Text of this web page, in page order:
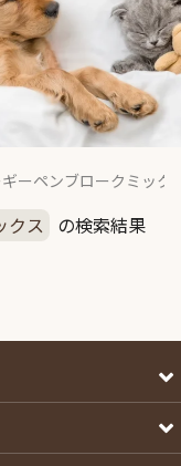
ーペンブロークミック
クス の検索結果